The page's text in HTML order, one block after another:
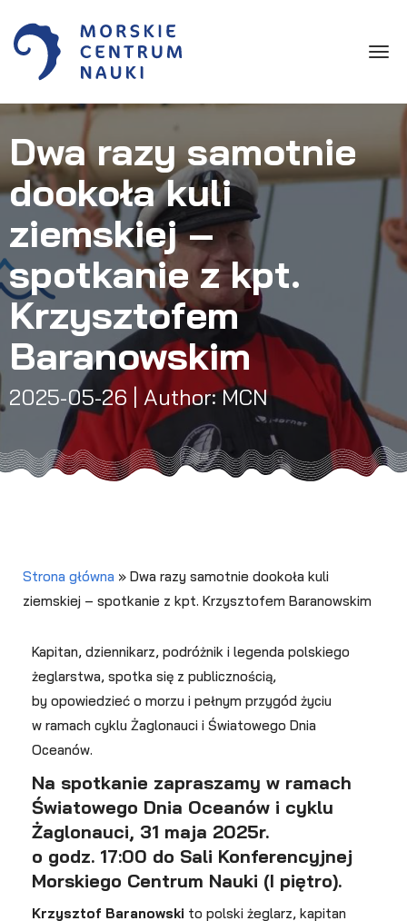
Dwa razy samotnie
dookoła kuli
ziemskiej –
spotkanie z kpt.
Krzysztofem
Baranowskim
2025-05-26 | Author: MCN
Strona główna » Dwa razy samotnie dookoła kuli
ziemskiej – spotkanie z kpt. Krzysztofem Baranowskim
Kapitan, dziennikarz, podróżnik i legenda polskiego
żeglarstwa, spotka się z publicznością,
by opowiedzieć o morzu i pełnym przygód życiu
w ramach cyklu Żaglonauci i Światowego Dnia
Oceanów.
Na spotkanie zapraszamy w ramach
Światowego Dnia Oceanów i cyklu
Żaglonauci, 31 maja 2025r.
o godz. 17:00 do Sali Konferencyjnej
Morskiego Centrum Nauki (I piętro).
Krzysztof Baranowski to polski żeglarz, kapitan